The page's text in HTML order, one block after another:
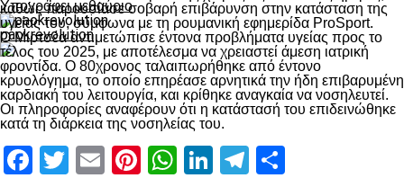
Υπογράφει μεθαύριο
paokrevolution
καθώς παρουσίασε σοβαρή επιβάρυνση στην κατάσταση της
υγείας του, σύμφωνα με τη ρουμανική εφημερίδα ProSport.
Ο Μιρτσέα αντιμετώπισε έντονα προβλήματα υγείας προς το
τέλος του 2025, με αποτέλεσμα να χρειαστεί άμεση ιατρική
φροντίδα. Ο 80χρονος ταλαιπωρήθηκε από έντονο
κρυολόγημα, το οποίο επηρέασε αρνητικά την ήδη επιβαρυμένη
καρδιακή του λειτουργία, και κρίθηκε αναγκαία να νοσηλευτεί.
Οι πληροφορίες αναφέρουν ότι η κατάστασή του επιδεινώθηκε
κατά τη διάρκεια της νοσηλείας του.
Facebook
Twitter
EmailPinterest
WhatsApp
LinkedIn
Telegram